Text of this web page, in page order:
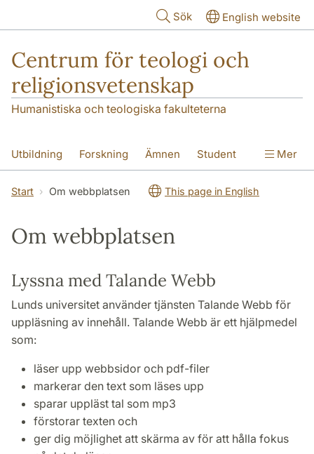
Sök English website
Centrum för teologi och
religionsvetenskap
Humanistiska och teologiska fakulteterna
Utbildning Forskning Ämnen Student
Institutionen
Mer
Start Om webbplatsen This page in English
Om webbplatsen
Lyssna med Talande Webb
Lunds universitet använder tjänsten Talande Webb för
uppläsning av innehåll. Talande Webb är ett hjälpmedel
som:
läser upp webbsidor och pdf-filer
markerar den text som läses upp
sparar uppläst tal som mp3
förstorar texten och
ger dig möjlighet att skärma av för att hålla fokus